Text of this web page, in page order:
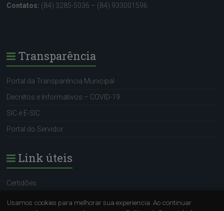
Contatos: (84) 3285-5036 – (84) 933001596
.
Transparência
Portal da Transparência Municipal
Decretos e Informativos – COVID-19
SIC e E-SIC
Portal do Servidor
Link úteis
Certidões
Portal do Servidor
Usamos cookies para melhorar sua experiencia. Ao continuar